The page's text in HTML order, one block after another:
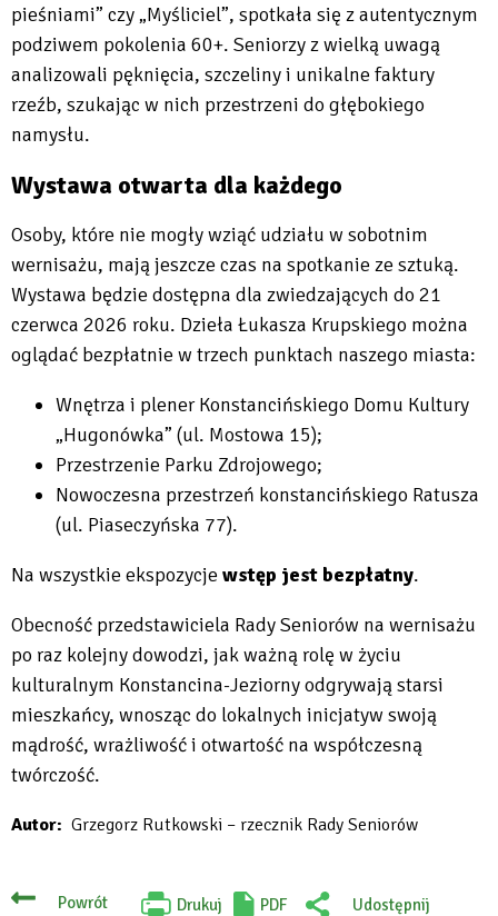
pieśniami” czy „Myśliciel”, spotkała się z autentycznym
podziwem pokolenia 60+. Seniorzy z wielką uwagą
analizowali pęknięcia, szczeliny i unikalne faktury
rzeźb, szukając w nich przestrzeni do głębokiego
namysłu.
Wystawa otwarta dla każdego
Osoby, które nie mogły wziąć udziału w sobotnim
wernisażu, mają jeszcze czas na spotkanie ze sztuką.
Wystawa będzie dostępna dla zwiedzających do 21
czerwca 2026 roku. Dzieła Łukasza Krupskiego można
oglądać bezpłatnie w trzech punktach naszego miasta:
Wnętrza i plener Konstancińskiego Domu Kultury
„Hugonówka” (ul. Mostowa 15);
Przestrzenie Parku Zdrojowego;
Nowoczesna przestrzeń konstancińskiego Ratusza
(ul. Piaseczyńska 77).
Na wszystkie ekspozycje wstęp jest bezpłatny.
Obecność przedstawiciela Rady Seniorów na wernisażu
po raz kolejny dowodzi, jak ważną rolę w życiu
kulturalnym Konstancina-Jeziorny odgrywają starsi
mieszkańcy, wnosząc do lokalnych inicjatyw swoją
mądrość, wrażliwość i otwartość na współczesną
twórczość.
Autor Grzegorz Rutkowski – rzecznik Rady Seniorów
Powrót Drukuj PDF
Udostępnij